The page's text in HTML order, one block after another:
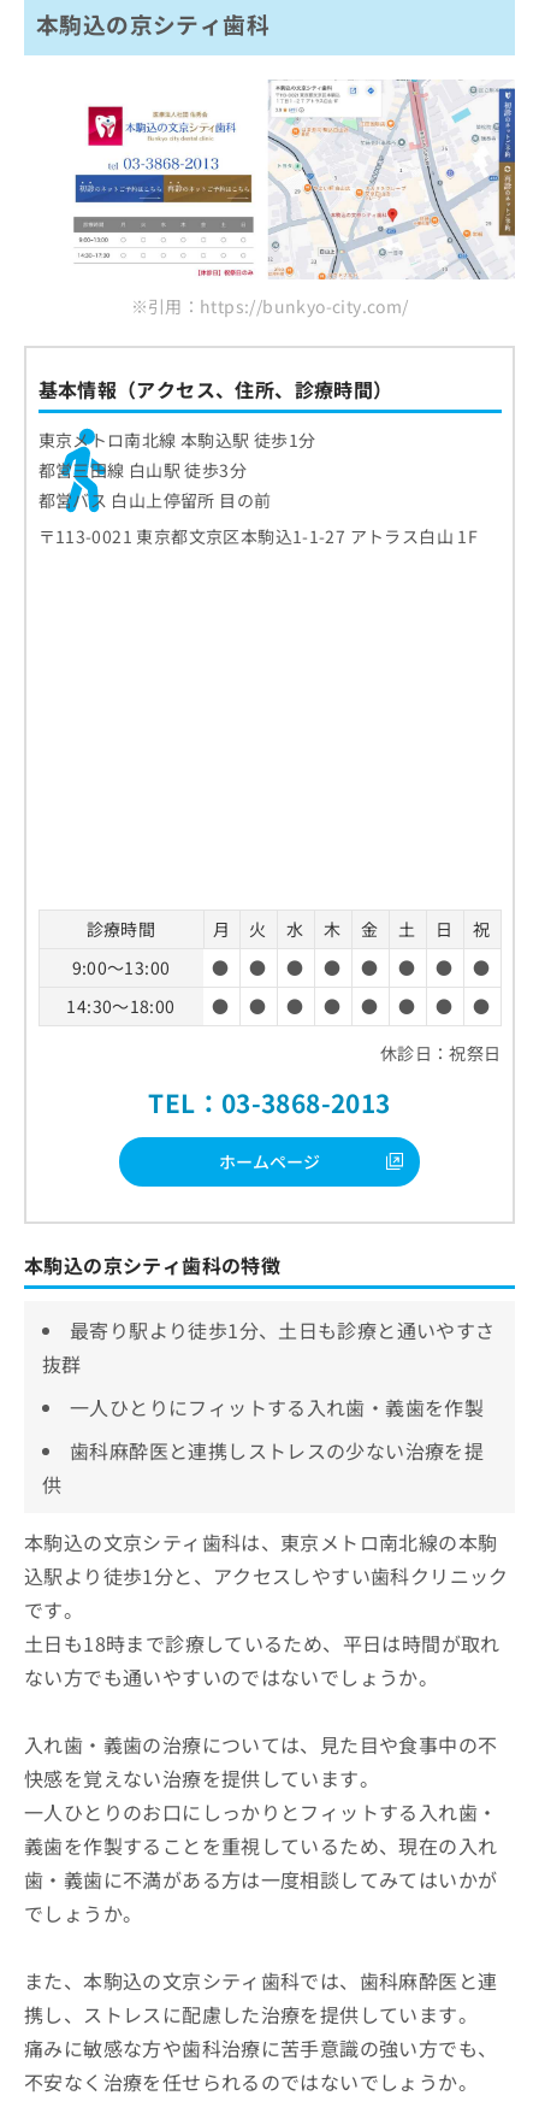
本駒込の京シティ歯科
※引用：https://bunkyo-city.com/
基本情報（アクセス、住所、診療時間）
東京メトロ南北線 本駒込駅 徒歩1分
都営三田線 白山駅 徒歩3分
都営バス 白山上停留所 目の前
〒113-0021 東京都文京区本駒込1-1-27 アトラス白山 1F
診療時間 月 火 水 木 金 土 日
祝
9:00～13:00
● ● ● ● ● ● ●
●
14:30～18:00
● ● ● ● ● ● ●
●
休診日：祝祭日
TEL：03-3868-2013
ホームページ
本駒込の京シティ歯科の特徴
最寄り駅より徒歩1分、土日も診療と通いやすさ
抜群
一人ひとりにフィットする入れ歯・義歯を作製
歯科麻酔医と連携しストレスの少ない治療を提
供
本駒込の文京シティ歯科は、東京メトロ南北線の本駒
込駅より徒歩1分と、アクセスしやすい歯科クリニック
です。
土日も18時まで診療しているため、平日は時間が取れ
ない方でも通いやすいのではないでしょうか。
入れ歯・義歯の治療については、見た目や食事中の不
快感を覚えない治療を提供しています。
一人ひとりのお口にしっかりとフィットする入れ歯・
義歯を作製することを重視しているため、現在の入れ
歯・義歯に不満がある方は一度相談してみてはいかが
でしょうか。
また、本駒込の文京シティ歯科では、歯科麻酔医と連
携し、ストレスに配慮した治療を提供しています。
痛みに敏感な方や歯科治療に苦手意識の強い方でも、
不安なく治療を任せられるのではないでしょうか。